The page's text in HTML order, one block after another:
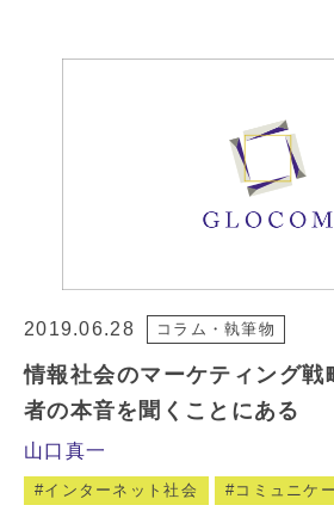
2019.06.28 コラム・執筆物
情報社会のマーケティング戦
者の本音を聞くことにある
山口真一
インターネット社会 コミュニケ